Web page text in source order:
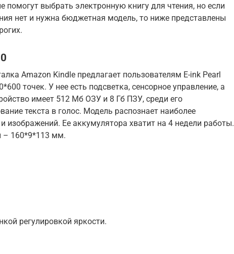
выбрать электронную книгу для чтения, но если
нет и нужна бюджетная модель, то ниже представлены
Amazon Kindle предлагает пользователям E-ink Pearl
точек. У нее есть подсветка, сенсорное управление, а
имеет 512 Мб ОЗУ и 8 Гб ПЗУ, среди его
текста в голос. Модель распознает наиболее
изображений. Ее аккумулятора хватит на 4 недели работы.
– 160*9*113 мм.
регулировкой яркости.